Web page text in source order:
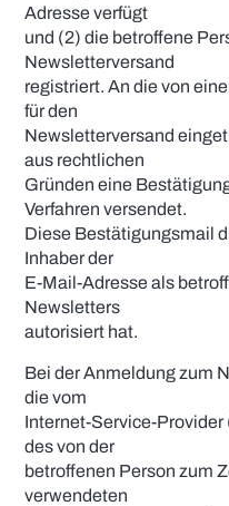
Adresse verfügt
und (2) die betroffene
Newsletterversand
registriert. An die von
für den
Newsletterversand
aus rechtlichen
Gründen eine
Verfahren versendet.
Diese Bestätigungsmail
Inhaber der
E-Mail-Adresse als
Newsletters
autorisiert hat.
Bei der Anmeldung zum
die vom
Internet-Service-
des von der
betroffenen Person zum
verwendeten